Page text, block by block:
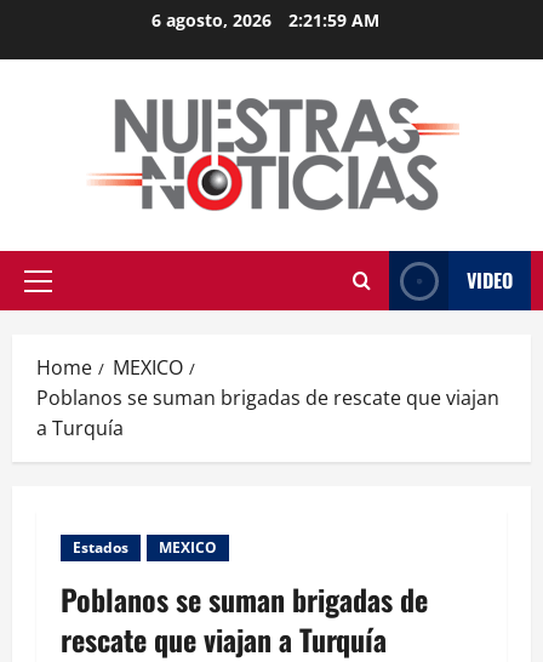
6 agosto, 2026 2:21:59 AM
Primary
VIDEO
Home
MEXICO
Poblanos se suman brigadas de rescate que viajan
a Turquía
Estados MEXICO
Poblanos se suman brigadas de
rescate que viajan a Turquía